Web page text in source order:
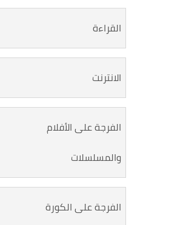
القراءة
الانترنت
الفرجة على الأفلام
والمسلسلات
الفرجة على الكورة